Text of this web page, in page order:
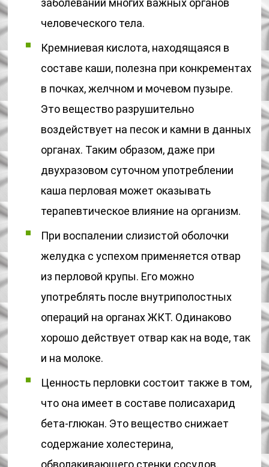
заболеваний многих важных органов
человеческого тела.
Кремниевая кислота, находящаяся в
составе каши, полезна при конкрементах
в почках, желчном и мочевом пузыре.
Это вещество разрушительно
воздействует на песок и камни в данных
органах. Таким образом, даже при
двухразовом суточном употреблении
каша перловая может оказывать
терапевтическое влияние на организм.
При воспалении слизистой оболочки
желудка с успехом применяется отвар
из перловой крупы. Его можно
употреблять после внутриполостных
операций на органах ЖКТ. Одинаково
хорошо действует отвар как на воде, так
и на молоке.
Ценность перловки состоит также в том,
что она имеет в составе полисахарид
бета-глюкан. Это вещество снижает
содержание холестерина,
обволакивающего стенки сосудов.